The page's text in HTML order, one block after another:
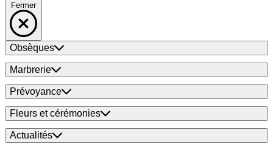
Fermer
Obsèques
Marbrerie
Prévoyance
Fleurs et cérémonies
Actualités